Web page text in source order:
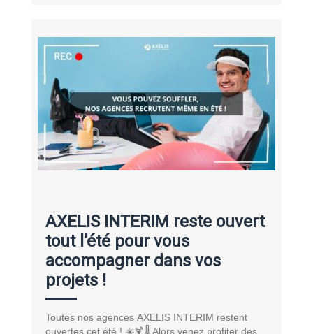
AXELIS INTERIM reste ouvert
tout l’été pour vous
accompagner dans vos
projets !
Toutes nos agences AXELIS INTERIM restent
ouvertes cet été ! ☀️🍹🌡️ Alors venez profiter des